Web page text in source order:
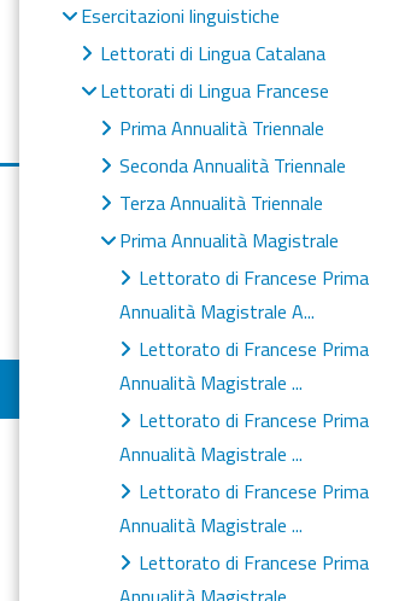
Esercitazioni linguistiche
Lettorati di Lingua Catalana
Lettorati di Lingua Francese
Prima Annualità Triennale
Seconda Annualità Triennale
Terza Annualità Triennale
Prima Annualità Magistrale
Lettorato di Francese Prima
Annualità Magistrale A...
Lettorato di Francese Prima
Annualità Magistrale ...
Lettorato di Francese Prima
Annualità Magistrale ...
Lettorato di Francese Prima
Annualità Magistrale ...
Lettorato di Francese Prima